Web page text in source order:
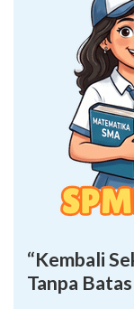
“Kembali
Tanpa